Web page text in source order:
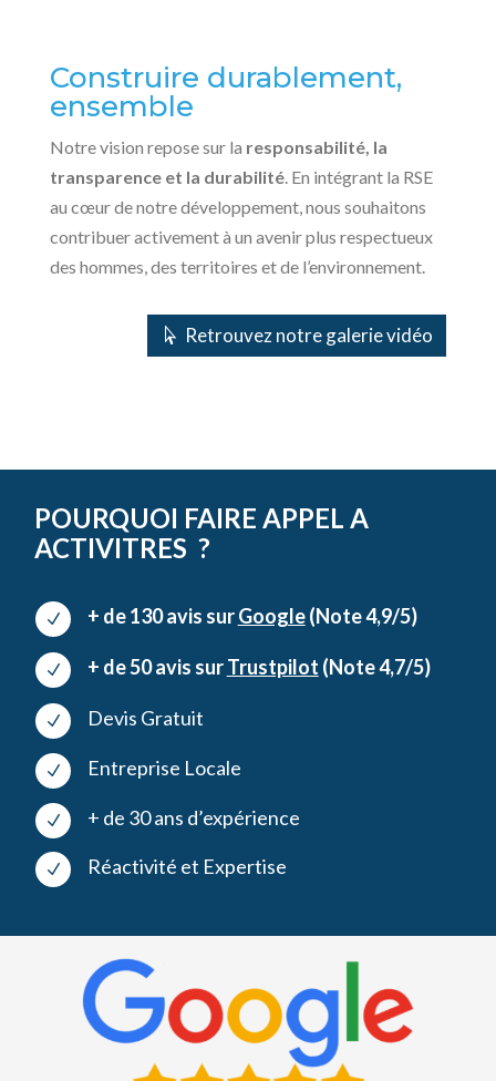
Construire durablement,
ensemble
Notre vision repose sur la responsabilité, la
transparence et la durabilité. En intégrant la RSE
au cœur de notre développement, nous souhaitons
contribuer activement à un avenir plus respectueux
des hommes, des territoires et de l’environnement.
Retrouvez notre galerie vidéo
POURQUOI FAIRE APPEL A
ACTIVITRES ?
N + de 130 avis surGoogle(Note 4,9/5)
N + de 50 avis surTrustpilot (Note 4,7/5)
N Devis Gratuit
N Entreprise Locale
N + de 30 ans d’expérience
N Réactivité et Expertise